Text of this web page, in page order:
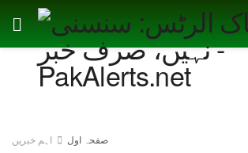
صفحہ اول اہم خبریں